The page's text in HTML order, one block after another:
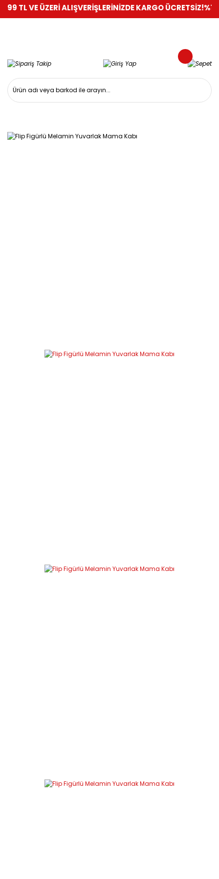
ÜZERİ ALIŞVERİŞLERİNİZDE KARGO ÜCRETSİZ!%100